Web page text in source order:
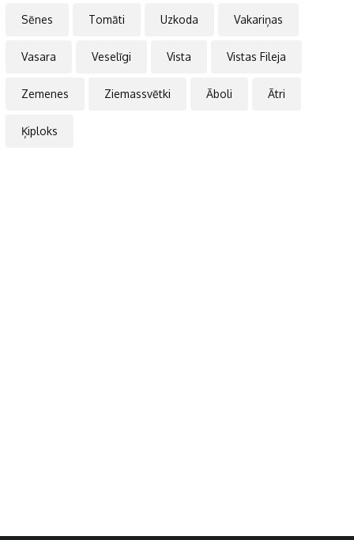
Sēnes Tomāti Uzkoda Vakariņas
Vasara Veselīgi Vista Vistas Fileja
Zemenes Ziemassvētki Āboli Ātri
Ķiploks